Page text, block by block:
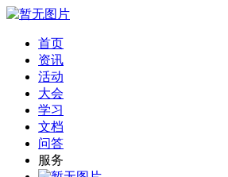
首页
资讯
活动
大会
学习
文档
问答
服务